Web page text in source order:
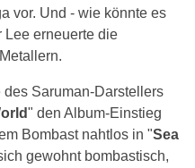
vor. Und - wie könnte es
Lee erneuerte die
Saruman-Darstellers
" den Album-Einstieg
Bombast nahtlos in "Sea
gewohnt bombastisch,